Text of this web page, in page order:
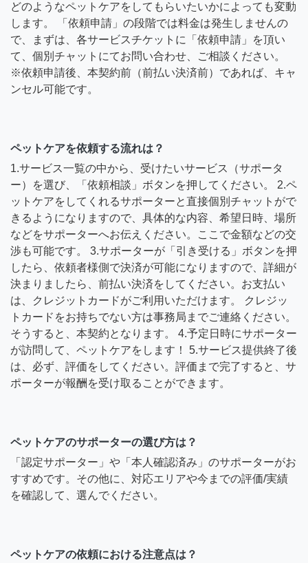
どのようなペットケアをしてもらいたいかによっても変動
します。 「依頼申請」の段階では料金は発生しませんの
で、まずは、各サービスチケットに「依頼申請」を頂い
て、個別チャットにてお問い合わせ、ご相談ください。
※依頼申請後、本契約前（前払い決済前）であれば、キャ
ンセル可能です。
ペットケアを依頼する流れは？
1.サービス一覧の中から、受けたいサービス（サポータ
ー）を選び、「依頼相談」ボタンを押してください。 2.ペ
ットケアをしてくれるサポーターと直接個別チャットがで
きるようになりますので、具体的な内容、希望日時、場所
などをサポーターへお伝えください。ここで金額などの交
渉も可能です。 3.サポーターが「引き受ける」ボタンを押
したら、依頼者様側で決済が可能になりますので、詳細が
決まりましたら、前払い決済をしてください。お支払い
は、クレジットカードがご利用いただけます。 クレジッ
トカードをお持ちでない方は事務局までご連絡ください。
そうすると、本契約となります。 4.予定日時にサポーター
が訪問して、ペットケアをします！ 5.サービス提供終了後
は、必ず、評価をしてください。評価まで完了すると、サ
ポーターが報酬を受け取ることができます。
ペットケアのサポーターの選び方は？
「認定サポーター」や「本人確認済み」のサポーターがお
すすめです。その他に、対応エリアや今までの評価/実績
を確認して、選んでください。
ペットケアの依頼における注意点は？